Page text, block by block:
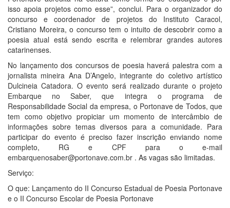
isso apoia projetos como esse”, conclui. Para o organizador do
concurso e coordenador de projetos do Instituto Caracol,
Cristiano Moreira, o concurso tem o intuito de descobrir como a
poesia atual está sendo escrita e relembrar grandes autores
catarinenses.
No lançamento dos concursos de poesia haverá palestra com a
jornalista mineira Ana D’Angelo, integrante do coletivo artístico
Dulcineia Catadora. O evento será realizado durante o projeto
Embarque no Saber, que integra o programa de
Responsabilidade Social da empresa, o Portonave de Todos, que
tem como objetivo propiciar um momento de intercâmbio de
informações sobre temas diversos para a comunidade. Para
participar do evento é preciso fazer inscrição enviando nome
completo, RG e CPF para o e-mail
embarquenosaber@portonave.com.br . As vagas são limitadas.
Serviço:
O que: Lançamento do II Concurso Estadual de Poesia Portonave
e o II Concurso Escolar de Poesia Portonave